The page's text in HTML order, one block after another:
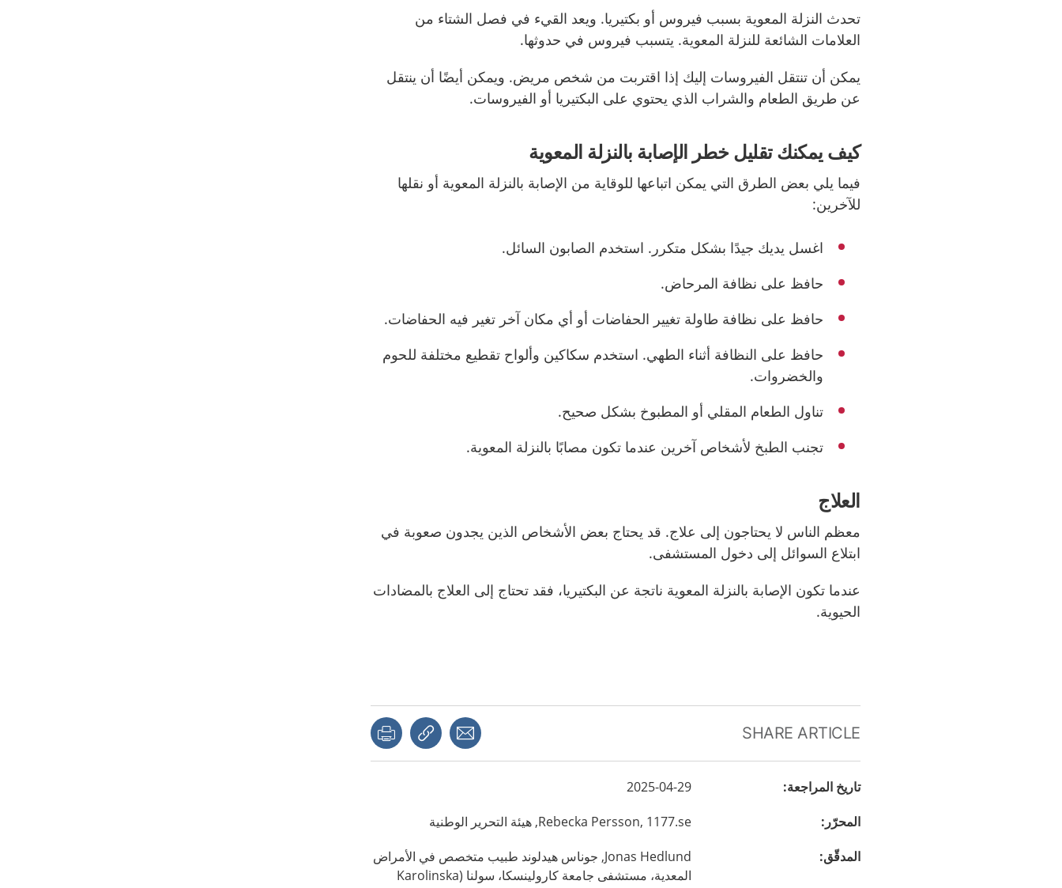
تحدث النزلة المعوية بسبب فيروس أو بكتيريا. ويعد القيء في فصل الشتاء من
العلامات الشائعة للنزلة المعوية. يتسبب فيروس في حدوثها.
يمكن أن تنتقل الفيروسات إليك إذا اقتربت من شخص مريض. ويمكن أيضًا أن ينتقل
عن طريق الطعام والشراب الذي يحتوي على البكتيريا أو الفيروسات.
كيف يمكنك تقليل خطر الإصابة بالنزلة المعوية
فيما يلي بعض الطرق التي يمكن اتباعها للوقاية من الإصابة بالنزلة المعوية أو نقلها
للآخرين:
اغسل يديك جيدًا بشكل متكرر. استخدم الصابون السائل.
حافظ على نظافة المرحاض.
حافظ على نظافة طاولة تغيير الحفاضات أو أي مكان آخر تغير فيه الحفاضات.
حافظ على النظافة أثناء الطهي. استخدم سكاكين وألواح تقطيع مختلفة للحوم
والخضروات.
تناول الطعام المقلي أو المطبوخ بشكل صحيح.
تجنب الطبخ لأشخاص آخرين عندما تكون مصابًا بالنزلة المعوية.
العلاج
معظم الناس لا يحتاجون إلى علاج. قد يحتاج بعض الأشخاص الذين يجدون صعوبة في
ابتلاع السوائل إلى دخول المستشفى.
عندما تكون الإصابة بالنزلة المعوية ناتجة عن البكتيريا، فقد تحتاج إلى العلاج بالمضادات
الحيوية.
SHARE ARTICLE
Share with a friend
Copy link
تاريخ المراجعة:
2025-04-29
المحرّر :
Rebecka Persson, 1177.se, هيئة التحرير الوطنية
المدقّق:
Jonas Hedlund,
جوناس هيدلوند طبيب متخصص في الأمراض
المعدية، مستشفى جامعة كارولينسكا، سولنا (Karolinska